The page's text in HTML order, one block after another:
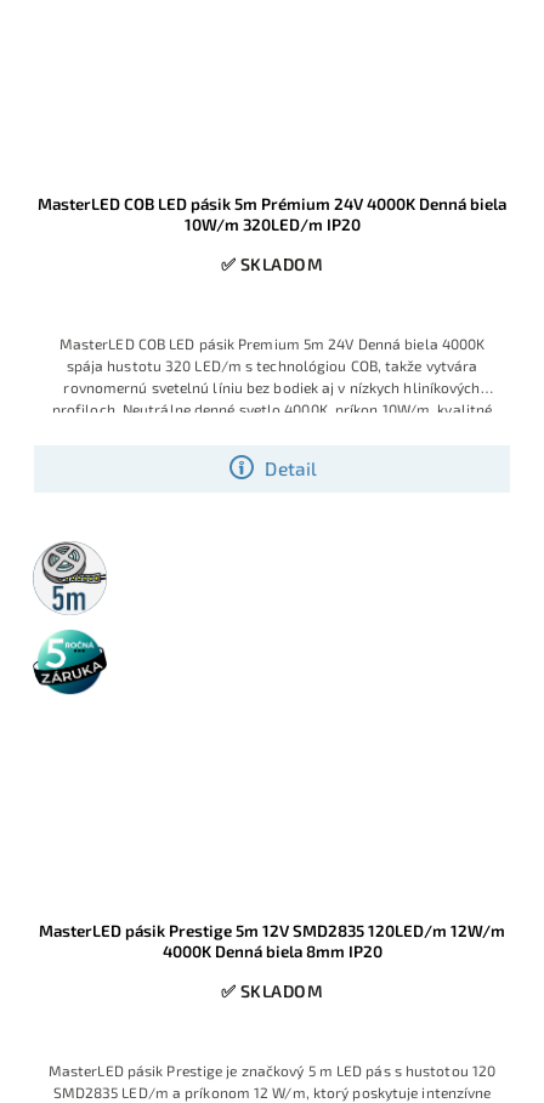
MasterLED COB LED pásik 5m Prémium 24V 4000K Denná biela
10W/m 320LED/m IP20
✅ SKLADOM
Detail
MasterLED COB LED pásik Premium 5m 24V Denná biela 4000K
spája hustotu 320 LED/m s technológiou COB, takže vytvára
rovnomernú svetelnú líniu bez bodiek aj v nízkych hliníkových
profiloch. Neutrálne denné svetlo 4000K, príkon 10W/m, kvalitné
kuchýň, obývačiek, kancelárií či hotelových priestorov.
5m
rolka
5 rokov
záruka
MasterLED pásik Prestige 5m 12V SMD2835 120LED/m 12W/m
4000K Denná biela 8mm IP20
✅ SKLADOM
MasterLED pásik Prestige je značkový 5 m LED pás s hustotou 120
SMD2835 LED/m a príkonom 12 W/m, ktorý poskytuje intenzívne